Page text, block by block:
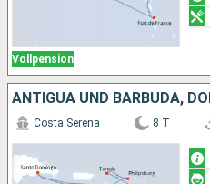
Vollpension
Costa Serena 8 T